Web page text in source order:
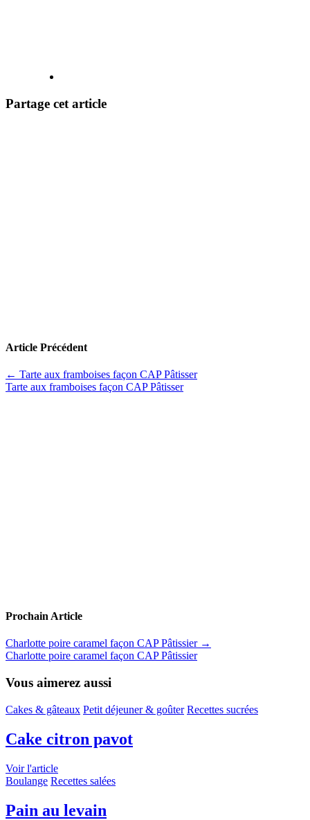
Partage cet article
Article Précédent
← Tarte aux framboises façon CAP Pâtisser
Tarte aux framboises façon CAP Pâtisser
Prochain Article
Charlotte poire caramel façon CAP Pâtissier →
Charlotte poire caramel façon CAP Pâtissier
Vous aimerez aussi
Cakes & gâteaux Petit déjeuner & goûter Recettes sucrées
Cake citron pavot
Voir l'article
Boulange Recettes salées
Pain au levain